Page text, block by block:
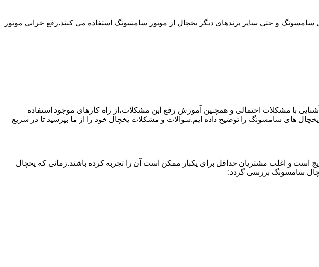
و حتی سایر برندهای دیگر یخچال از موتور سامسونگ استفاده می کنند.رفع خرابی موتور
با مشکلات احتمالی و همچنین آموزش رفع این مشکلات،از راه کارهای موجود استفاده
های سامسونگ را توضیح داده ایم.سوالات و مشکلات یخچال خود را از ما بپرسید تا در سریع
است و اغلب مشتریان حداقل برای یکبار ممکن است آن را تجربه کرده باشند.زمانی که یخچال